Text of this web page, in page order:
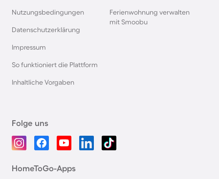
Nutzungsbedingungen
Datenschutzerklärung
Impressum
So funktioniert die Plattform
Inhaltliche Vorgaben
Ferienwohnung verwalten
mit Smoobu
Folge uns
HomeToGo-Apps